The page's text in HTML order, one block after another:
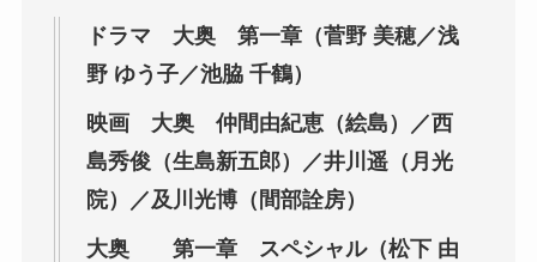
ドラマ 大奥 第一章（菅野 美穂／浅
野 ゆう子／池脇 千鶴）
映画 大奥 仲間由紀恵（絵島）／西
島秀俊（生島新五郎）／井川遥（月光
院）／及川光博（間部詮房）
大奥 第一章 スペシャル（松下 由